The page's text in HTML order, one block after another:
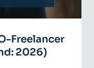
Freelancer
2026)